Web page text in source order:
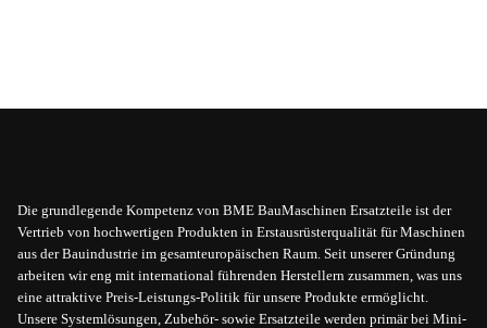
Die grundlegende Kompetenz von BME BauMaschinen Ersatzteile ist der
Vertrieb von hochwertigen Produkten in Erstausrüsterqualität für Maschinen
aus der Bauindustrie im gesamteuropäischen Raum. Seit unserer Gründung
arbeiten wir eng mit international führenden Herstellern zusammen, was uns
eine attraktive Preis-Leistungs-Politik für unsere Produkte ermöglicht.
Unsere Systemlösungen, Zubehör- sowie Ersatzteile werden primär bei Mini-